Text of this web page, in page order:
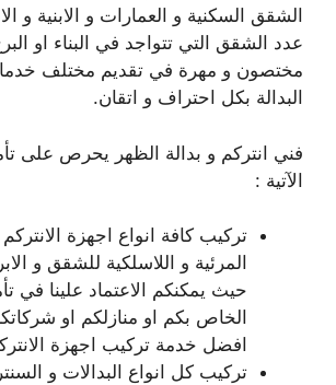
الشقق السكنية و العمارات و الابنية و
عدد الشقق التي تتواجد في البناء او
مختصون و مهرة في تقديم مختلف
البدالة بكل احتراف و اتقان.
فني انتركم و بدالة الظهر يحرص على
الآتية :
تركيب كافة انواع اجهزة
المرئية و اللاسلكية للشقق و
حيث يمكنكم الاعتماد علينا في
الخاص بكم او منازلكم او
افضل خدمة تركيب اجهزة
تركيب كل انواع البدالات و